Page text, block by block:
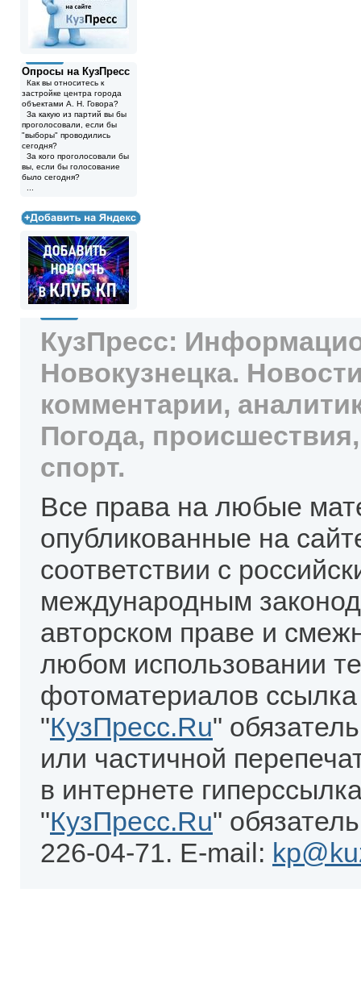
Опросы на КузПресс
Как вы относитесь к
застройке центра города
объектами А. Н. Говора?
За какую из партий вы бы
проголосовали, если бы
"выборы" проводились
сегодня?
За кого проголосовали бы
вы, если бы голосование
было сегодня?
КузПресс:
Новокузнецка.
комментарии,
Погода,
спорт.
Все права на любые
опубликованные на
соответствии с
международным
авторском праве и
любом использовании
фотоматериалов
"КузПресс.Ru"
или частичной
в интернете
"КузПресс.Ru"
226-04-71. E-mail: